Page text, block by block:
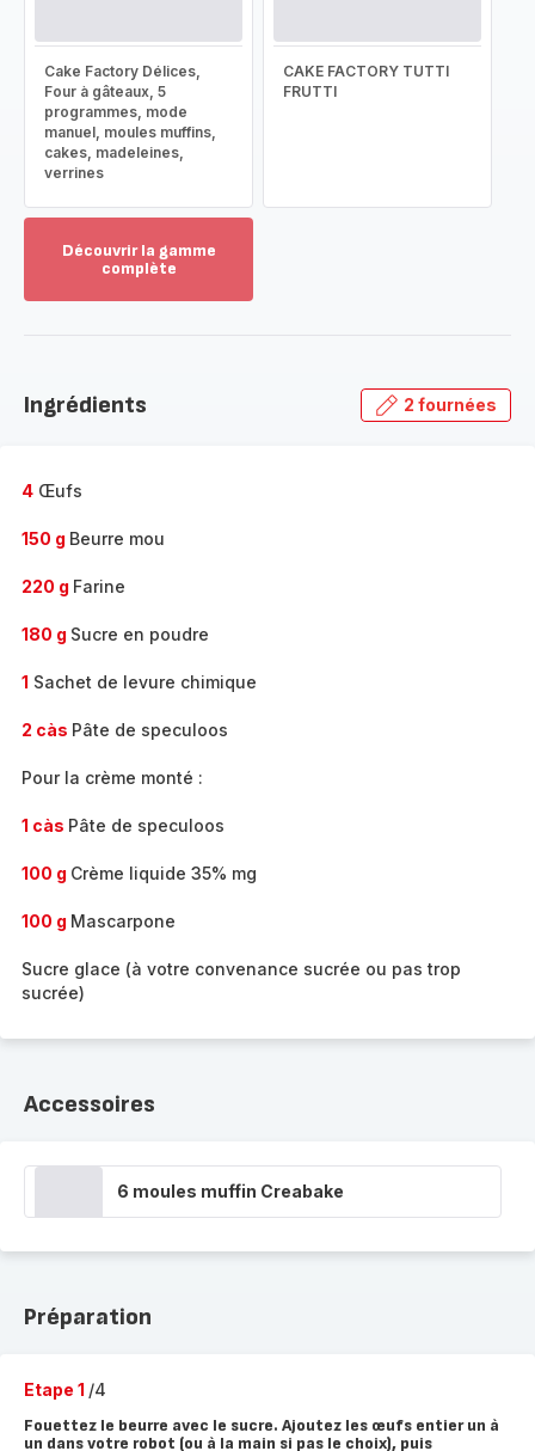
Cake Factory Délices,
Four à gâteaux, 5
programmes, mode
manuel, moules muffins,
cakes, madeleines,
verrines
CAKE FACTORY TUTTI
FRUTTI
Découvrir la gamme
complète
gamme
Ingrédients 2 fournées
4 Œufs
150 g Beurre mou
220 g Farine
180 g Sucre en poudre
1 Sachet de levure chimique
2 càs Pâte de speculoos
Pour la crème monté :
1 càs Pâte de speculoos
100 g Crème liquide 35% mg
100 g Mascarpone
Sucre glace (à votre convenance sucrée ou pas trop
sucrée)
Accessoires
6 moules muffin Creabake
Préparation
Etape 1 /4
Fouettez le beurre avec le sucre. Ajoutez les œufs entier un à
un dans votre robot (ou à la main si pas le choix), puis